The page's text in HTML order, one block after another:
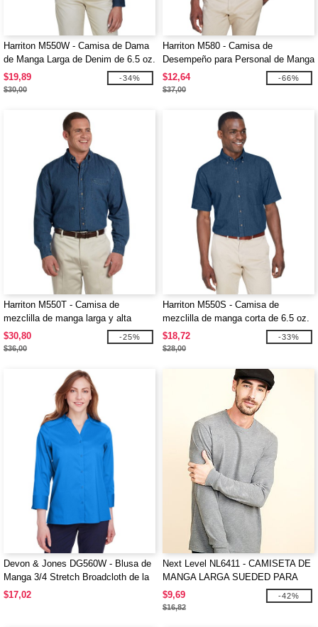
Harriton M550W - Camisa de Dama
de Manga Larga de Denim de 6.5 oz.
$19,89
$30,00
-34%
Harriton M580 - Camisa de
Desempeño para Personal de Manga
Corta Key West
$12,64
$37,00
-66%
Harriton M550T - Camisa de
mezclilla de manga larga y alta
$30,80
$36,00
-25%
Harriton M550S - Camisa de
mezclilla de manga corta de 6.5 oz.
$18,72
$28,00
-33%
Devon & Jones DG560W - Blusa de
Manga 3/4 Stretch Broadcloth de la
Colección Ladies Crown
$17,02
Next Level NL6411 - CAMISETA DE
MANGA LARGA SUEDED PARA
HOMBRE
$9,69
$16,82
-42%